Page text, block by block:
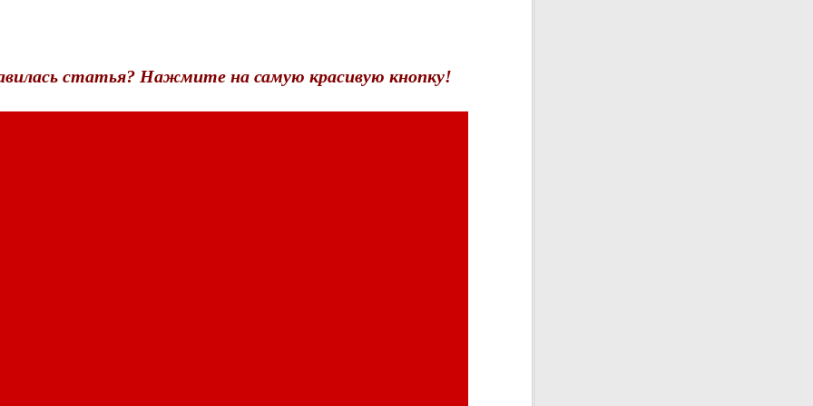
статья? Нажмите на самую красивую кнопку!